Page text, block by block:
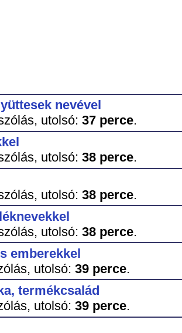
nevével
utolsó: 37 perce.
utolsó: 38 perce.
utolsó: 38 perce.
utolsó: 38 perce.
emberekkel
utolsó: 39 perce.
termékcsalád
utolsó: 39 perce.